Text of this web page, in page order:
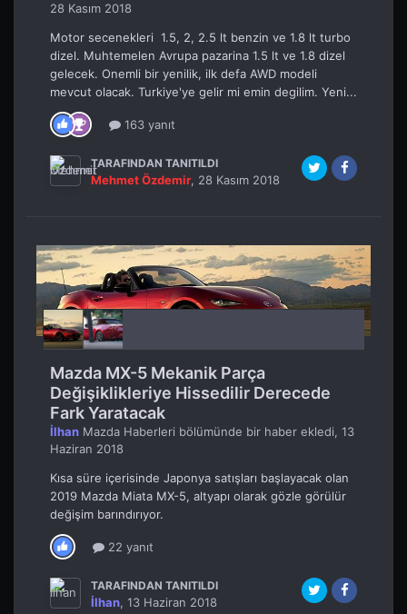
28 Kasım 2018
Motor secenekleri 1.5, 2, 2.5 lt benzin ve 1.8 lt turbo
dizel. Muhtemelen Avrupa pazarina 1.5 lt ve 1.8 dizel
gelecek. Onemli bir yenilik, ilk defa AWD modeli
mevcut olacak. Turkiye'ye gelir mi emin degilim. Yeni...
163 yanıt
TARAFINDAN TANITILDI
Mehmet Özdemir, 28 Kasım 2018
Mazda MX-5 Mekanik Parça
Değişiklikleriye Hissedilir Derecede
Fark Yaratacak
İlhan Mazda Haberleri bölümünde bir haber ekledi, 13
Haziran 2018
Kısa süre içerisinde Japonya satışları başlayacak olan
2019 Mazda Miata MX-5, altyapı olarak gözle görülür
değişim barındırıyor.
22 yanıt
TARAFINDAN TANITILDI
İlhan, 13 Haziran 2018